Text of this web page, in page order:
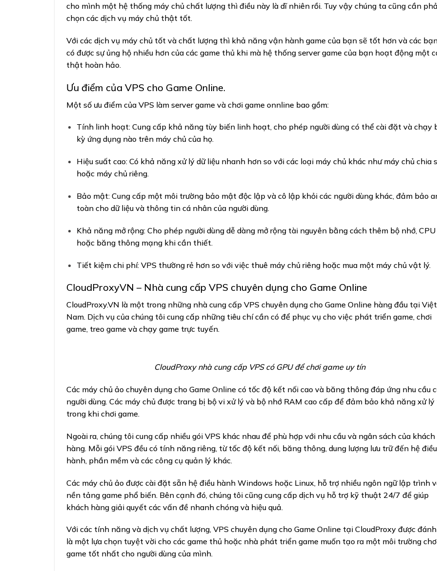
cho mình một hệ thống máy chủ chất lượng thì điều này là dĩ nhiên rồi. Tuy vậy chúng ta cũng cần
chọn các dịch vụ máy chủ thật tốt.
Với các dịch vụ máy chủ tốt và chất lượng thì khả năng vận hành game của bạn sẽ tốt hơn và các
có được sự ủng hộ nhiều hơn của các game thủ khi mà hệ thống server game của bạn hoạt động một
thật hoàn hảo.
Ưu điểm của VPS cho Game Online.
Một số ưu điểm của VPS làm server game và chơi game onnline bao gồm:
Tính linh hoạt: Cung cấp khả năng tùy biến linh hoạt, cho phép người dùng có thể cài đặt và chạy
kỳ ứng dụng nào trên máy chủ của họ.
Hiệu suất cao: Có khả năng xử lý dữ liệu nhanh hơn so với các loại máy chủ khác như máy chủ chia
hoặc máy chủ riêng.
Bảo mật: Cung cấp một môi trường bảo mật độc lập và cô lập khỏi các người dùng khác, đảm bảo
toàn cho dữ liệu và thông tin cá nhân của người dùng.
Khả năng mở rộng: Cho phép người dùng dễ dàng mở rộng tài nguyên bằng cách thêm bộ nhớ, CPU
hoặc băng thông mạng khi cần thiết.
Tiết kiệm chi phí: VPS thường rẻ hơn so với việc thuê máy chủ riêng hoặc mua một máy chủ vật lý.
CloudProxyVN – Nhà cung cấp VPS chuyên dụng cho Game Online
CloudProxy.VN là một trong những nhà cung cấp VPS chuyên dụng cho Game Online hàng đầu tại Việt
Nam. Dịch vụ của chúng tôi cung cấp những tiêu chí cần có để phục vụ cho việc phát triển game, chơi
game, treo game và chạy game trực tuyến.
CloudProxy nhà cung cấp VPS có GPU để chơi game uy tín
Các máy chủ ảo chuyên dụng cho Game Online có tốc độ kết nối cao và băng thông đáp ứng nhu cầu
người dùng. Các máy chủ được trang bị bộ vi xử lý và bộ nhớ RAM cao cấp để đảm bảo khả năng xử
trong khi chơi game.
Ngoài ra, chúng tôi cung cấp nhiều gói VPS khác nhau để phù hợp với nhu cầu và ngân sách của khách
hàng. Mỗi gói VPS đều có tính năng riêng, từ tốc độ kết nối, băng thông, dung lượng lưu trữ đến hệ điều
hành, phần mềm và các công cụ quản lý khác.
Các máy chủ ảo được cài đặt sẵn hệ điều hành Windows hoặc Linux, hỗ trợ nhiều ngôn ngữ lập trình
nền tảng game phổ biến. Bên cạnh đó, chúng tôi cũng cung cấp dịch vụ hỗ trợ kỹ thuật 24/7 để giúp
khách hàng giải quyết các vấn đề nhanh chóng và hiệu quả.
Với các tính năng và dịch vụ chất lượng, VPS chuyên dụng cho Game Online tại CloudProxy được
là một lựa chọn tuyệt vời cho các game thủ hoặc nhà phát triển game muốn tạo ra một môi trường
game tốt nhất cho người dùng của mình.